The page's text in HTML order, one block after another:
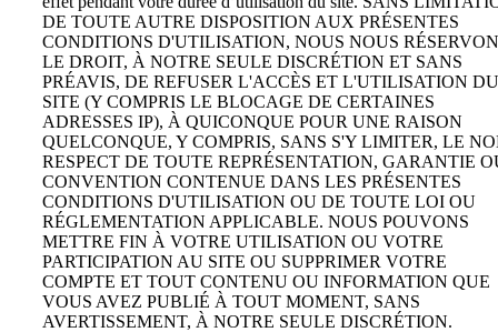
DE TOUTE AUTRE DISPOSITION AUX PRÉSENTES
CONDITIONS D'UTILISATION, NOUS NOUS
LE DROIT, À NOTRE SEULE DISCRÉTION ET SANS
PRÉAVIS, DE REFUSER L'ACCÈS ET L'UTILISATION DU
SITE (Y COMPRIS LE BLOCAGE DE CERTAINES
ADRESSES IP), À QUICONQUE POUR UNE RAISON
QUELCONQUE, Y COMPRIS, SANS S'Y LIMITER, LE
RESPECT DE TOUTE REPRÉSENTATION, GARANTIE
CONVENTION CONTENUE DANS LES PRÉSENTES
CONDITIONS D'UTILISATION OU DE TOUTE LOI OU
RÉGLEMENTATION APPLICABLE. NOUS POUVONS
METTRE FIN À VOTRE UTILISATION OU VOTRE
PARTICIPATION AU SITE OU SUPPRIMER VOTRE
COMPTE ET TOUT CONTENU OU INFORMATION QUE
VOUS AVEZ PUBLIÉ À TOUT MOMENT, SANS
AVERTISSEMENT, À NOTRE SEULE DISCRÉTION.